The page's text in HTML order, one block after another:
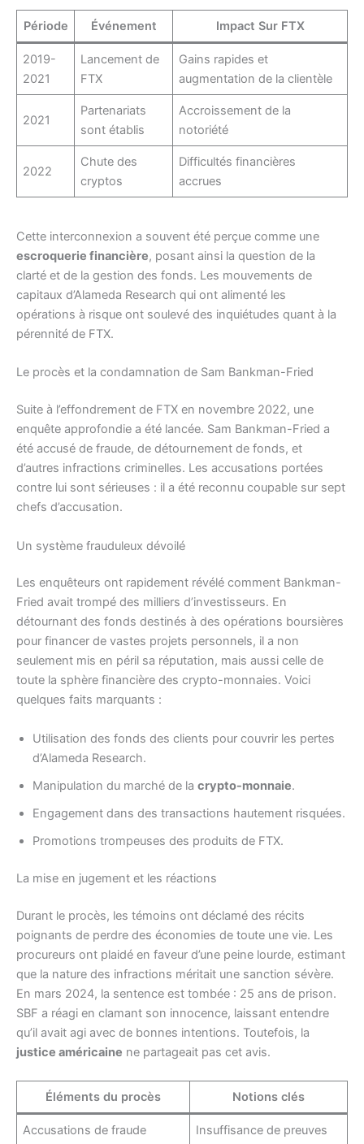
Période Événement Impact Sur FTX
2019-
2021
Lancement de
FTX
Gains rapides et
augmentation de la clientèle
2021
Partenariats
sont établis
Accroissement de la
notoriété
2022
Chute des
cryptos
Difficultés financières
accrues
Cette interconnexion a souvent été perçue comme une
escroquerie financière, posant ainsi la question de la
clarté et de la gestion des fonds. Les mouvements de
capitaux d’Alameda Research qui ont alimenté les
opérations à risque ont soulevé des inquiétudes quant à la
pérennité de FTX.
Le procès et la condamnation de Sam Bankman-Fried
Suite à l’effondrement de FTX en novembre 2022, une
enquête approfondie a été lancée. Sam Bankman-Fried a
été accusé de fraude, de détournement de fonds, et
d’autres infractions criminelles. Les accusations portées
contre lui sont sérieuses : il a été reconnu coupable sur sept
chefs d’accusation.
Un système frauduleux dévoilé
Les enquêteurs ont rapidement révélé comment Bankman-
Fried avait trompé des milliers d’investisseurs. En
détournant des fonds destinés à des opérations boursières
pour financer de vastes projets personnels, il a non
seulement mis en péril sa réputation, mais aussi celle de
toute la sphère financière des crypto-monnaies. Voici
quelques faits marquants :
Utilisation des fonds des clients pour couvrir les pertes
d’Alameda Research.
Manipulation du marché de la crypto-monnaie.
Engagement dans des transactions hautement risquées.
Promotions trompeuses des produits de FTX.
La mise en jugement et les réactions
Durant le procès, les témoins ont déclamé des récits
poignants de perdre des économies de toute une vie. Les
procureurs ont plaidé en faveur d’une peine lourde, estimant
que la nature des infractions méritait une sanction sévère.
En mars 2024, la sentence est tombée : 25 ans de prison.
SBF a réagi en clamant son innocence, laissant entendre
qu’il avait agi avec de bonnes intentions. Toutefois, la
justice américaine ne partageait pas cet avis.
Éléments du procès Notions clés
Accusations de fraude Insuffisance de preuves